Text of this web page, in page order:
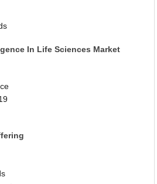
In Life Sciences Market